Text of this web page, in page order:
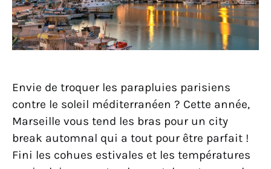
Envie de troquer les parapluies parisiens
contre le soleil méditerranéen ? Cette année,
Marseille vous tend les bras pour un city
break automnal qui a tout pour être parfait !
Fini les cohues estivales et les températures